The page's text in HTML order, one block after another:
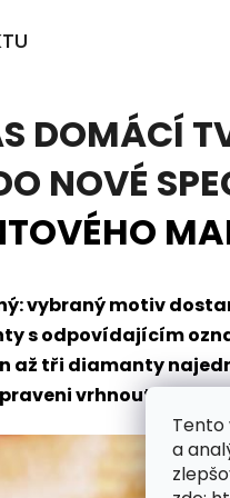
Tento
a
DOMÁCÍ
NOVÉ
vybraný motiv
s odpovídajícím
až tři diamanty
vrhnout se do